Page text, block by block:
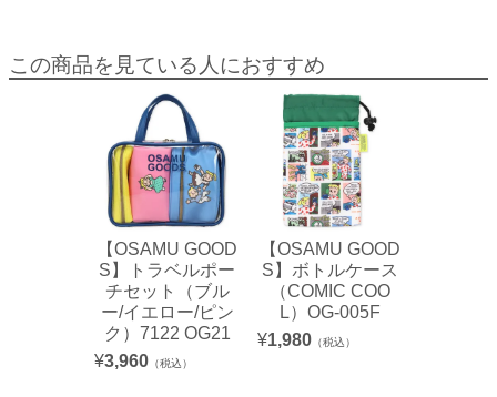
この商品を見ている人におすすめ
【OSAMU GOOD
S】トラベルポー
チセット（ブル
ー/イエロー/ピン
ク）7122 OG21
¥3,960 （税込）
【OSAMU GOOD
S】ボトルケース
（COMIC COO
L）OG-005F
¥1,980 （税込）